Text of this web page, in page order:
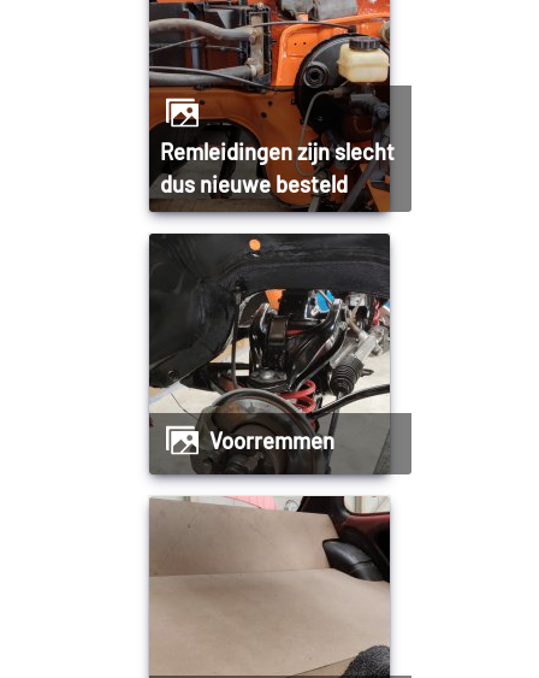
Remleidingen zijn slecht
dus nieuwe besteld
Voorremmen